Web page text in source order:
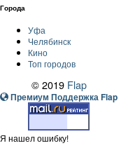
Города
Уфа
Челябинск
Кино
Топ городов
© 2019 Flap
Премиум Поддержка Flap
Я нашел ошибку!